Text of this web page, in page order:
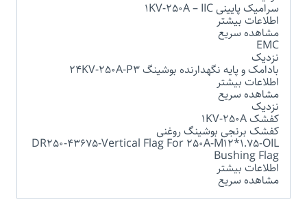
سرامیک پایینی 1KV-250A – IIC
اطلاعات بیشتر
مشاهده سریع
EMC
نزدیک
بادامک و پایه نگهدارنده بوشینگ 24KV-250A-P3
اطلاعات بیشتر
مشاهده سریع
نزدیک
کفشک 1KV-250A
کفشک برنجی بوشینگ روغنی
DR250-43675-Vertical Flag For 250A-M12*1.75-OIL
Bushing Flag
اطلاعات بیشتر
مشاهده سریع